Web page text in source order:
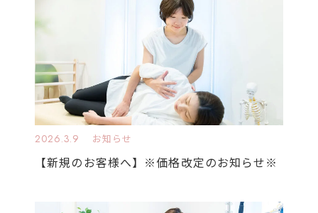
2026.3.9 お知らせ
【新規のお客様へ】※価格改定のお知らせ※